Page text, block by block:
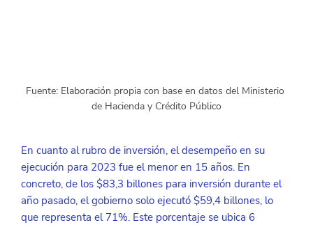
Fuente: Elaboración propia con base en datos del Ministerio
de Hacienda y Crédito Público
En cuanto al rubro de inversión, el desempeño en su
ejecución para 2023 fue el menor en 15 años. En
concreto, de los $83,3 billones para inversión durante el
año pasado, el gobierno solo ejecutó $59,4 billones, lo
que representa el 71%. Este porcentaje se ubica 6